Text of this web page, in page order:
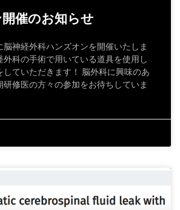
催のお知らせ
神経外科ハンズオンを開催いたしま
外科の手術で用いている道具を使用し
していただきます！ 脳外科に興味のあ
研修医の方々の参加をお待ちしていま